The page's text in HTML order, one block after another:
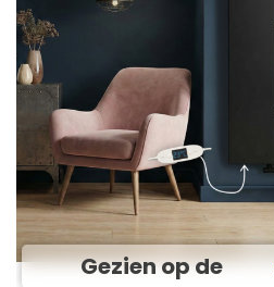
Gezien op de